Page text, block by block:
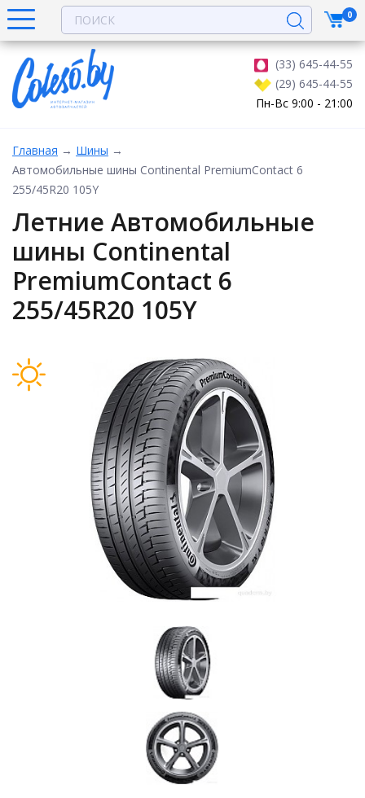
(33) 645-44-55
(29) 645-44-55
Пн-Вс 9:00 - 21:00
0
Главная → Шины →
Автомобильные шины Continental PremiumContact 6
255/45R20 105Y
Летние Автомобильные
шины Continental
PremiumContact 6
255/45R20 105Y